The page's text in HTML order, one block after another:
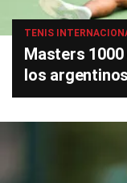
TENIS
Masters
los